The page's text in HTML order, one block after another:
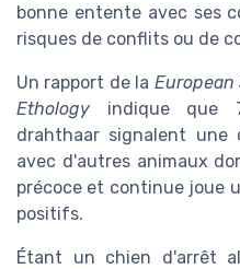
bonne entente avec ses
risques de conflits ou de
Un rapport de la European
Ethology indique que
drahthaar signalent une
avec d'autres animaux
précoce et continue joue
positifs.
Étant un chien d'arrêt